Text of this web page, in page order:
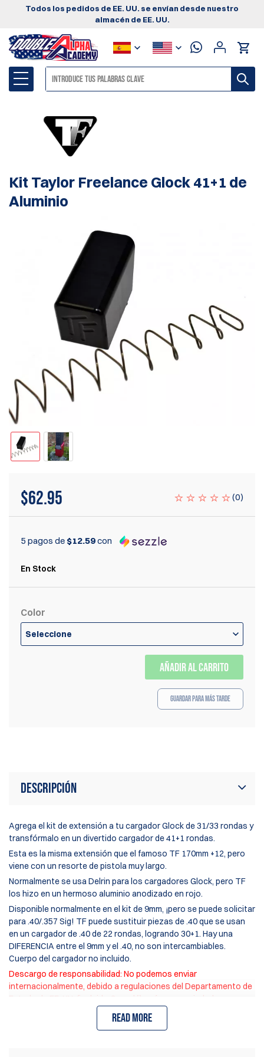
Todos los pedidos de EE. UU. se envían desde nuestro
almacén de EE. UU.
Kit Taylor Freelance Glock 41+1 de
Aluminio
$62.95 (0)
5 pagos de $12.59con
En Stock
Color
Seleccione
AÑADIR AL CARRITO
Guardar para más tarde
Descripción
Agrega el kit de extensión a tu cargador Glock de 31/33 rondas y
transfórmalo en un divertido cargador de 41+1 rondas.
Esta es la misma extensión que el famoso TF 170mm +12, pero
viene con un resorte de pistola muy largo.
Normalmente se usa Delrin para los cargadores Glock, pero TF
los hizo en un hermoso aluminio anodizado en rojo.
Disponible normalmente en el kit de 9mm, ¡pero se puede solicitar
para .40/.357 Sig! TF puede sustituir piezas de .40 que se usan
en un cargador de .40 de 22 rondas, logrando 30+1. Hay una
DIFERENCIA entre el 9mm y el .40, no son intercambiables.
Cuerpo del cargador no incluido.
Descargo de responsabilidad: No podemos enviar
internacionalmente, debido a regulaciones del Departamento de
Estado de EE. UU. (incluido Canadá), así como a ciudadanos
estadounidenses que viven en estados o ciudades que
restringen cargadores de alta capacidad. ¡Por favor, verifica
Read more